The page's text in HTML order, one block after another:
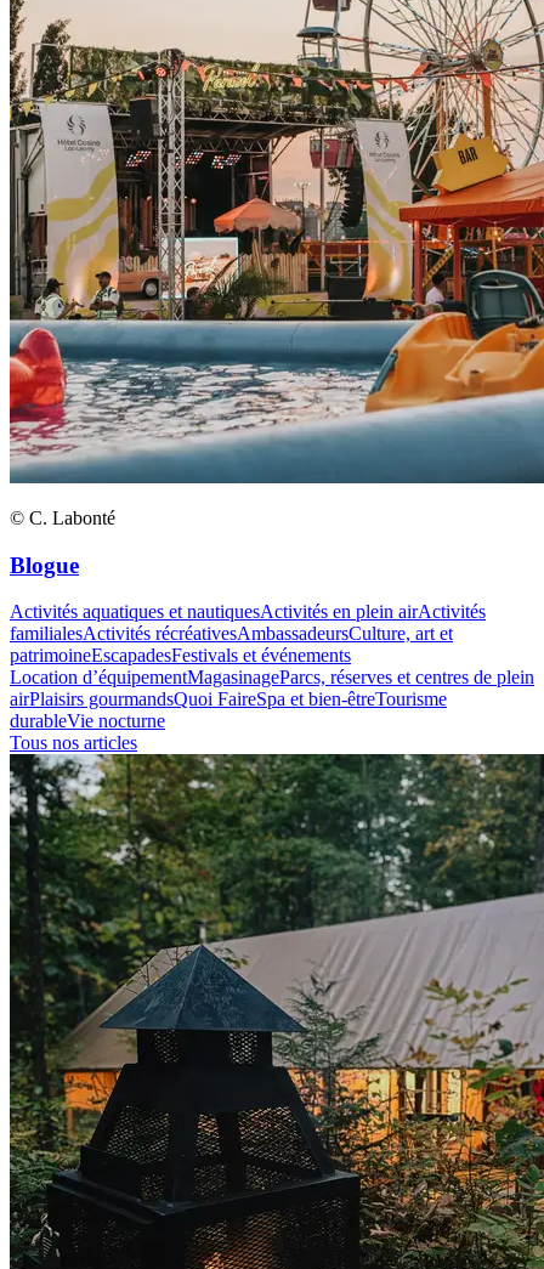
© C. Labonté
Blogue
Activités aquatiques et nautiquesActivités en plein airActivités
familialesActivités récréativesAmbassadeursCulture, art et
patrimoineEscapadesFestivals et événements
Location d’équipementMagasinageParcs, réserves et centres de plein
airPlaisirs gourmandsQuoi FaireSpa et bien-êtreTourisme
durableVie nocturne
Tous nos articles